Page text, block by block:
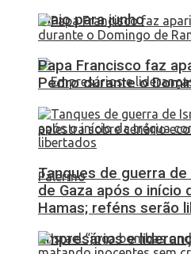
maio para junho
Empresários e
Papa Francisco faz
Pedro durante o
Tanques de guerra
de Gaza após o início
Hamas; reféns serão